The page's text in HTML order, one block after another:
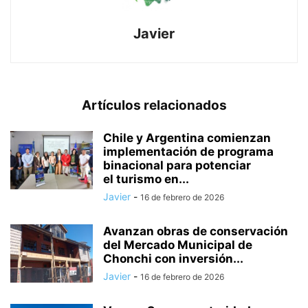
Javier
Artículos relacionados
Chile y Argentina comienzan
implementación de programa
binacional para potenciar
el turismo en...
Javier - 16 de febrero de 2026
Avanzan obras de conservación
del Mercado Municipal de
Chonchi con inversión...
Javier - 16 de febrero de 2026